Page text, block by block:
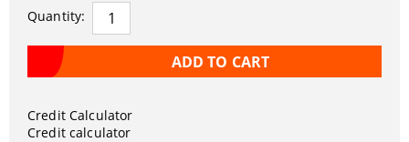
Quantity:
Credit Calculator
Credit calculator